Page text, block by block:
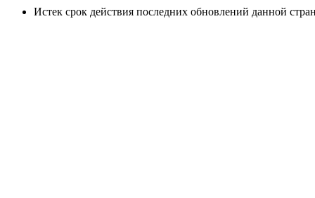
Истек срок действия последних обновлений данной